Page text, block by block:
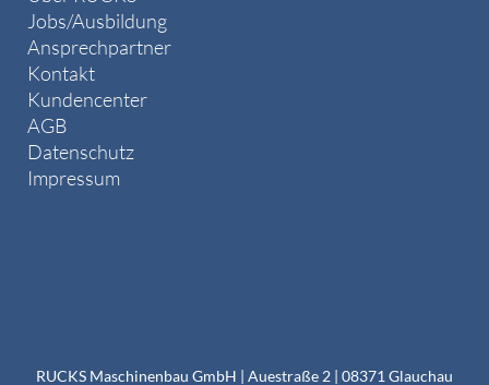
Jobs/Ausbildung
Ansprechpartner
Kontakt
Kundencenter
AGB
Datenschutz
Impressum
RUCKS Maschinenbau GmbH | Auestraße 2 | 08371 Glauchau